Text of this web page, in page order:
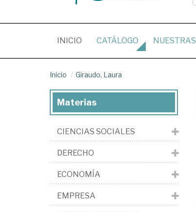
INICIO (CURRENT)
CATÁLOGO NUESTRAS
Inicio Giraudo, Laura
Materias
CIENCIAS SOCIALES
DERECHO
ECONOMÍA
EMPRESA